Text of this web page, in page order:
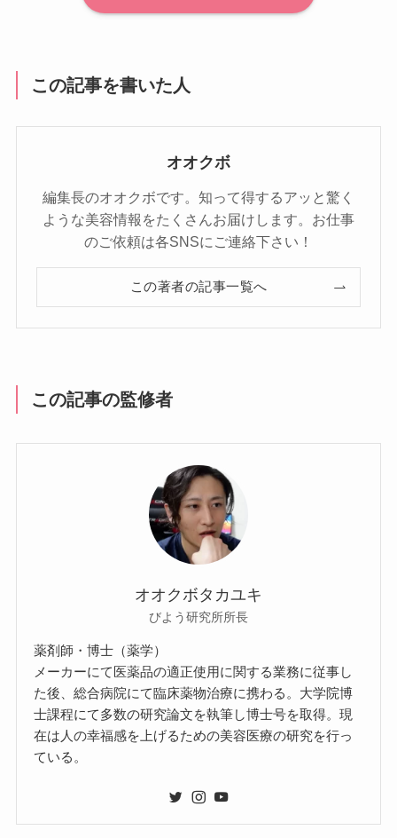
この記事を書いた人
オオクボ
編集長のオオクボです。知って得するアッと驚く
ような美容情報をたくさんお届けします。お仕事
のご依頼は各SNSにご連絡下さい！
この著者の記事一覧へ
この記事の監修者
オオクボタカユキ
びよう研究所所長
薬剤師・博士（薬学）
メーカーにて医薬品の適正使用に関する業務に従事し
た後、総合病院にて臨床薬物治療に携わる。大学院博
士課程にて多数の研究論文を執筆し博士号を取得。現
在は人の幸福感を上げるための美容医療の研究を行っ
ている。